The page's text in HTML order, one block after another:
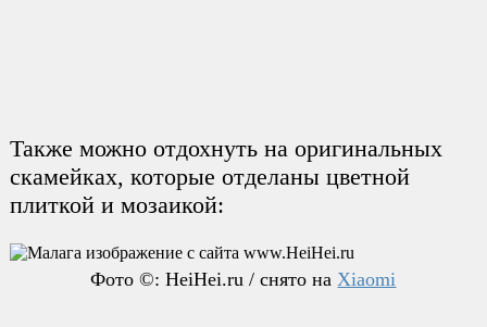
Также можно отдохнуть на оригинальных
скамейках, которые отделаны цветной
плиткой и мозаикой:
Фото ©: HeiHei.ru / снято наXiaomi